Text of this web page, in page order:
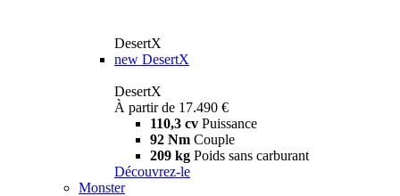
DesertX
new DesertX
DesertX
À partir de 17.490 €
110,3 cv Puissance
92 Nm Couple
209 kg Poids sans carburant
Découvrez-le
Monster